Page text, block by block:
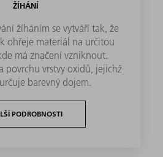
ŽÍHÁNÍ
žíháním se vytváří tak, že
ohřeje materiál na určitou
má značení vzniknout.
povrchu vrstvy oxidů, jejichž
barevný dojem.
PODROBNOSTI